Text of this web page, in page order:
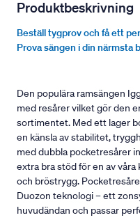
Produktbeskrivning
Beställ tygprov och få ett
Prova sängen i din närmsta
Den populära ramsängen
med resårer vilket gör den
sortimentet. Med ett lager
en känsla av stabilitet,
med dubbla pocketresårer
extra bra stöd för en av
och bröstrygg.
Duozon teknologi – ett
huvudändan och passar